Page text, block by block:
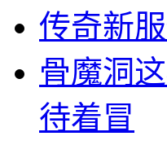
传奇新
骨魔洞
待着冒